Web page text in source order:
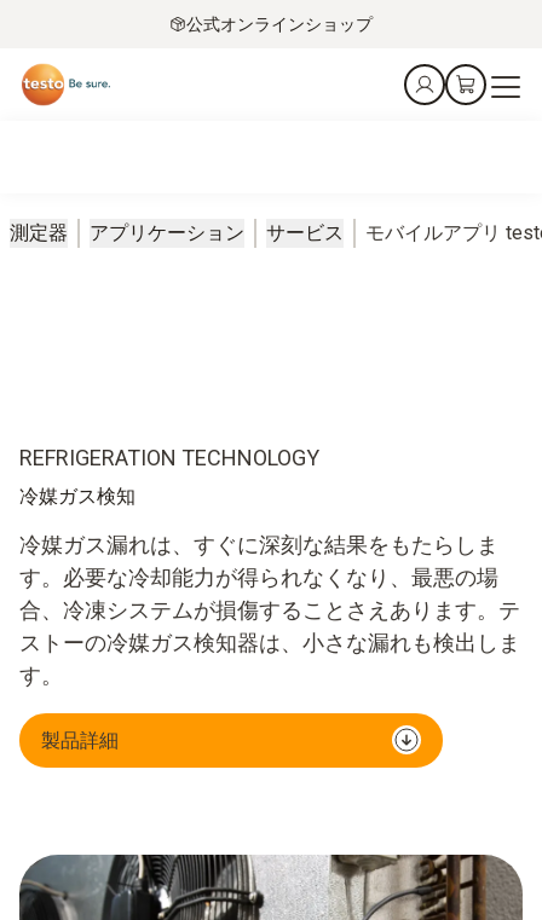
公式オンラインショップ
測定器 アプリケーション サービス モバイルアプリ
REFRIGERATION TECHNOLOGY
冷媒ガス検知
冷媒ガス漏れは、すぐに深刻な結果をもたらしま
す。必要な冷却能力が得られなくなり、最悪の場
合、冷凍システムが損傷することさえあります。テ
ストーの冷媒ガス検知器は、小さな漏れも検出しま
す。
製品詳細